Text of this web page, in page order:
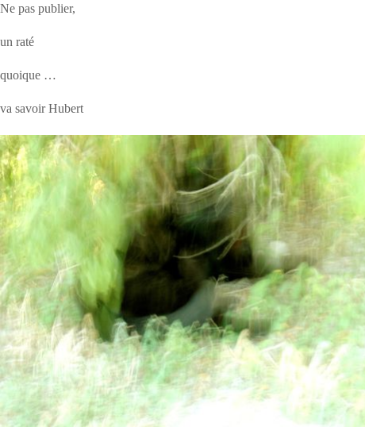
Ne pas publier,
un raté
quoique …
va savoir Hubert